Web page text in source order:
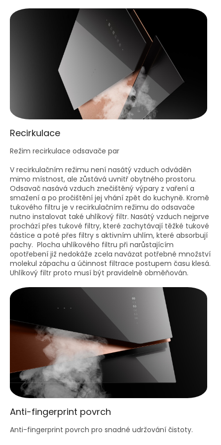
Recirkulace
Režim recirkulace odsavače par
V recirkulačním režimu není nasátý vzduch odváděn
mimo místnost, ale zůstává uvnitř obytného prostoru.
Odsavač nasává vzduch znečištěný výpary z vaření a
smažení a po pročištění jej vhání zpět do kuchyně. Kromě
tukového filtru je v recirkulačním režimu do odsavače
nutno instalovat také uhlíkový filtr. Nasátý vzduch nejprve
prochází přes tukové filtry, které zachytávají těžké tukové
částice a poté přes filtry s aktivním uhlím, které absorbují
pachy. Plocha uhlíkového filtru při narůstajícím
opotřebení již nedokáže zcela navázat potřebné množství
molekul zápachu a účinnost filtrace postupem času klesá.
Uhlíkový filtr proto musí být pravidelně obměňován.
Anti-fingerprint povrch
Anti-fingerprint povrch pro snadné udržování čistoty.